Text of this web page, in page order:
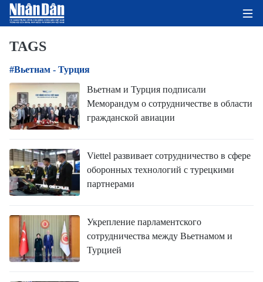
ПОЛИТИКА
ОБЩЕСТВО
КУЛЬТУРА
ДОБРО ПОЖАЛОВАТЬ ВО
TAGS
#Вьетнам - Турция
Вьетнам и Турция подписали
Меморандум о сотрудничестве в области
гражданской авиации
Viettel развивает сотрудничество в сфере
оборонных технологий с турецкими
партнерами
Укрепление парламентского
сотрудничества между Вьетнамом и
Турцией